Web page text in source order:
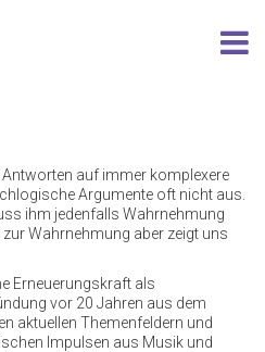
auf immer komplexere
Argumente oft nicht aus.
ihm jedenfalls Wahrnehmung
Wahrnehmung aber zeigt uns
Erneuerungskraft als
vor 20 Jahren aus dem
aktuellen Themenfeldern und
Impulsen aus Musik und